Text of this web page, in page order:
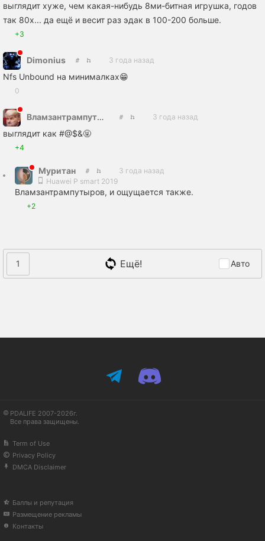
выглядит хуже, чем какая-нибудь 8ми-битная игрушка, годов
так 80х... да ещё и весит раз эдак в 100-200 больше.
+3
Dimonius 3 года назад
Nfs Unbound на минималках😁
0
Вламзантрампутыров 3 года назад
выглядит как #@$&🤬
+4
Муритан
3 года назад
Huawei P smart 2019
Вламзантрампутыров, и ощущается также.
+2
1 Ещё! Авто
PDALIFE 2007-2026г.
Все права защищены.
Term of Use
Privacy Policy
DMCA Disclaimer
Баллы и репутация
Размещение рекламы
Контакты